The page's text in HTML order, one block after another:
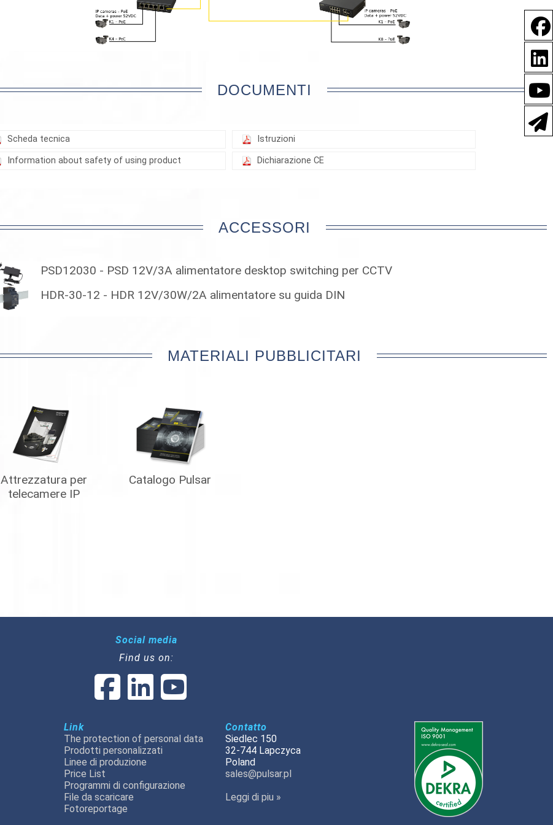
DOCUMENTI
Scheda tecnica Istruzioni
Information about safety of using product Dichiarazione CE
ACCESSORI
PSD12030 - PSD 12V/3A alimentatore desktop switching per CCTV
HDR-30-12 - HDR 12V/30W/2A alimentatore su guida DIN
MATERIALI PUBBLICITARI
Attrezzatura per
telecamere IP
Catalogo Pulsar
Social media
Find us on:
Link
The protection of personal data
Prodotti personalizzati
Linee di produzione
Price List
Programmi di configurazione
File da scaricare
Fotoreportage
Contatto
Siedlec 150
32-744 Lapczyca
Poland
sales@pulsar.pl
Leggi di piu »